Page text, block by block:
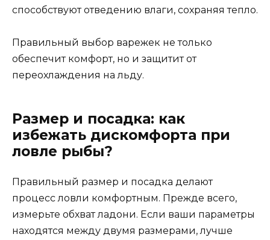
способствуют отведению влаги, сохраняя тепло.
Правильный выбор варежек не только
обеспечит комфорт, но и защитит от
переохлаждения на льду.
Размер и посадка: как
избежать дискомфорта при
ловле рыбы?
Правильный размер и посадка делают
процесс ловли комфортным. Прежде всего,
измерьте обхват ладони. Если ваши параметры
находятся между двумя размерами, лучше